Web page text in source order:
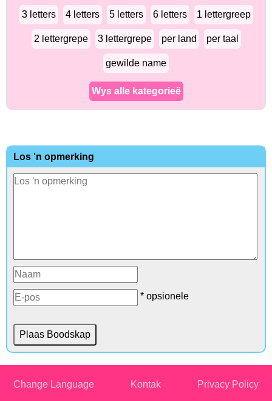
3 letters 4 letters 5 letters 6 letters 1 lettergreep
2 lettergrepe 3 lettergrepe per land per taal
gewilde name
Wys alle kategorieë
Los 'n opmerking
* opsionele
Change Language Kontak Privacy Policy